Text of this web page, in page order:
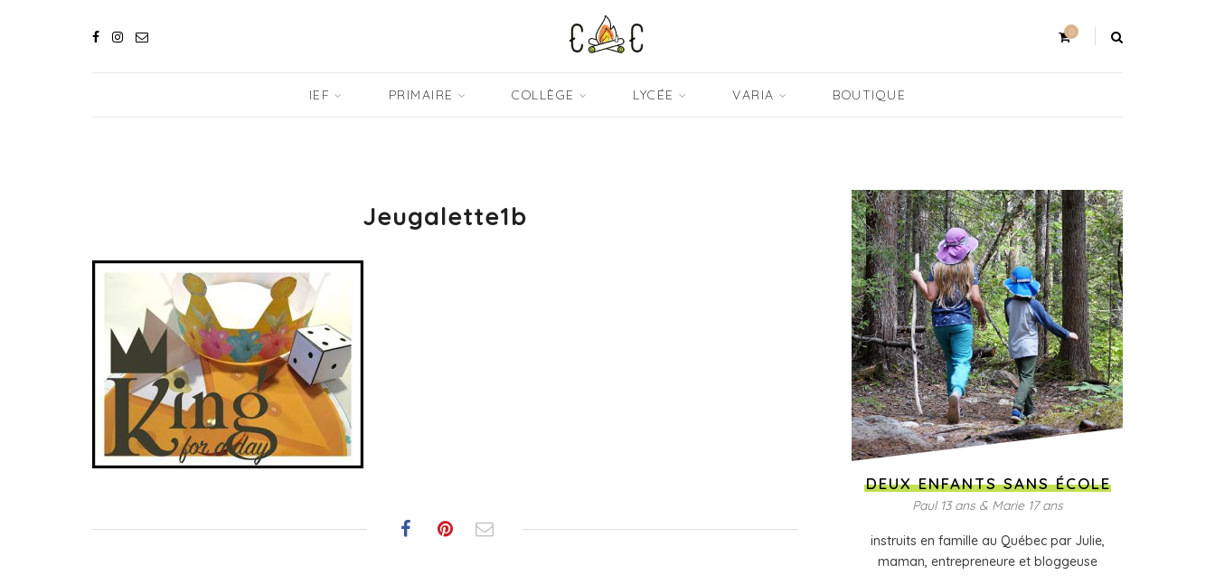
0
IEF PRIMAIRE COLLÈGE LYCÉE VARIA BOUTIQUE
Jeugalette1b
DEUX ENFANTS SANS ÉCOLE
Paul 13 ans & Marie 17 ans
instruits en famille au Québec par Julie,
maman, entrepreneure et bloggeuse